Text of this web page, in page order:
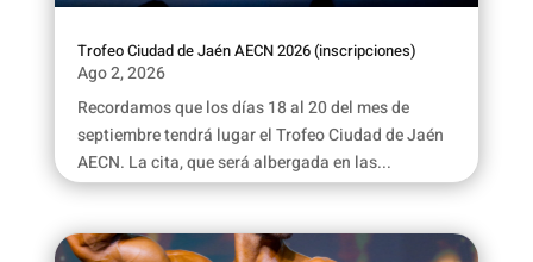
Trofeo Ciudad de Jaén AECN 2026 (inscripciones)
Ago 2, 2026
Recordamos que los días 18 al 20 del mes de
septiembre tendrá lugar el Trofeo Ciudad de Jaén
AECN. La cita, que será albergada en las...